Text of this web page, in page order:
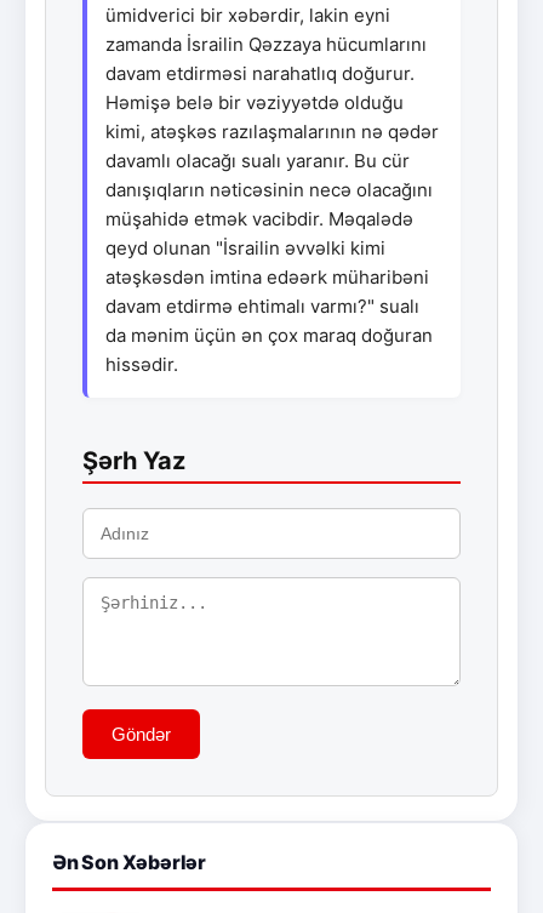
ümidverici bir xəbərdir, lakin eyni
zamanda İsrailin Qəzzaya hücumlarını
davam etdirməsi narahatlıq doğurur.
Həmişə belə bir vəziyyətdə olduğu
kimi, atəşkəs razılaşmalarının nə qədər
davamlı olacağı sualı yaranır. Bu cür
danışıqların nəticəsinin necə olacağını
müşahidə etmək vacibdir. Məqalədə
qeyd olunan "İsrailin əvvəlki kimi
atəşkəsdən imtina edəərk müharibəni
davam etdirmə ehtimalı varmı?" sualı
da mənim üçün ən çox maraq doğuran
hissədir.
Şərh Yaz
Göndər
Ən Son Xəbərlər